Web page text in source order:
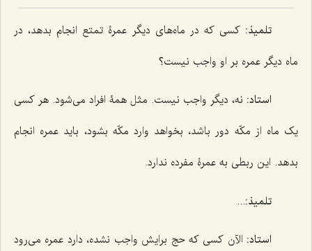
تلمیذ: کسی که در ماه‌های دیگر عمرۀ تمتع انجام بدهد، در
ماه دیگر عمره بر او واجب نیست؟
استاد: نه، دیگر واجب نیست. مثل همۀ افراد می‌شود. هر کسی
یک ماه از مکّه دور باشد، بخواهد وارد مکّه بشود، باید عمره انجام
بدهد. این ربطی به عمرۀ مفرده ندارد.
تلمیذ:...
استاد: الآن کسی که حج برایش واجب نشده، دارد عمره می‌رود